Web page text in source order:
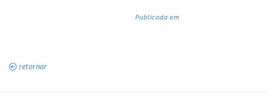
Publicada em
retornar